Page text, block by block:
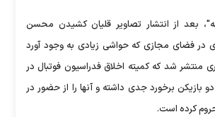
بعد از انتشار تصاویر قلیان کشیدن محسن
در فضای مجازی که حواشی زیادی به وجود آورد
منتشر شد که کمیته اخلاق فدراسیون فوتبال در
بازیکن برخورد جدی داشته و آنها را از حضور در
کرده است.